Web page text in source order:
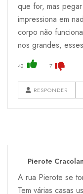
que for, mas
impressiona em
corpo não
nos grandes,
42 7
RESPONDER
Pierote
A rua Pierote se
Tem várias casas